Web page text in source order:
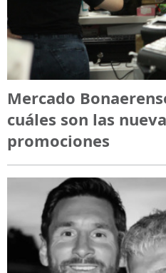
Mercado
cuáles son las
promociones